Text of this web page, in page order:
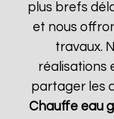
plus brefs
et nous
travaux.
réalisations
partager les
Chauffe eau